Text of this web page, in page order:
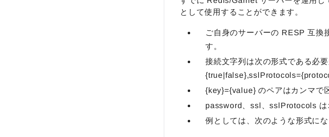
として使用することができます。
ご自身のサーバーの RESP 互換
す。
接続文字列は次の形式である必
{key}={value} のペアはカンマで
password、ssl、sslProtocols は
例としては、次のような形式に